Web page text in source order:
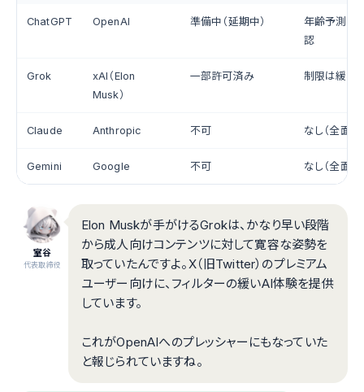
ChatGPT OpenAI 準備中（延期中）
年齢予測AI
認
Grok
xAI（Elon
Musk）
一部許可済み 制限は緩め
Claude Anthropic 不可 なし（全面禁
Gemini Google 不可 なし（全面禁
室谷
代表取締役
Elon Muskが手がけるGrokは、かなり早い段階
から成人向けコンテンツに対して寛容な姿勢を
取っていたんですよ。X（旧Twitter）のプレミアム
ユーザー向けに、フィルターの緩いAI体験を提供
しています。
これがOpenAIへのプレッシャーにもなっていた
と報じられていますね。